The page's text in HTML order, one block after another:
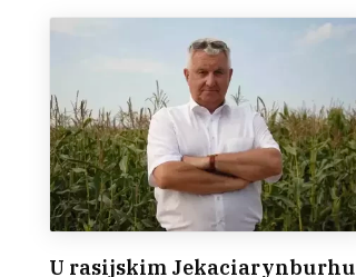
U rasijskim Jekaciarynburhu